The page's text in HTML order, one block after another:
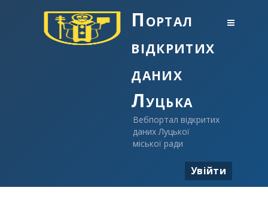
Портал
відкритих
даних
Луцька
Вебпортал відкритих
даних Луцької
міської ради
Увійти